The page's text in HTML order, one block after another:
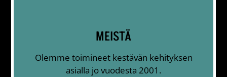
MEISTÄ
Olemme toimineet kestävän kehityksen
asialla jo vuodesta 2001.